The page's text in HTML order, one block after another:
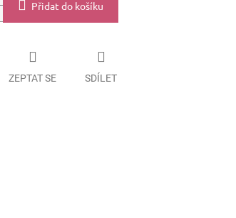
Přidat do košíku
ZEPTAT SE SDÍLET